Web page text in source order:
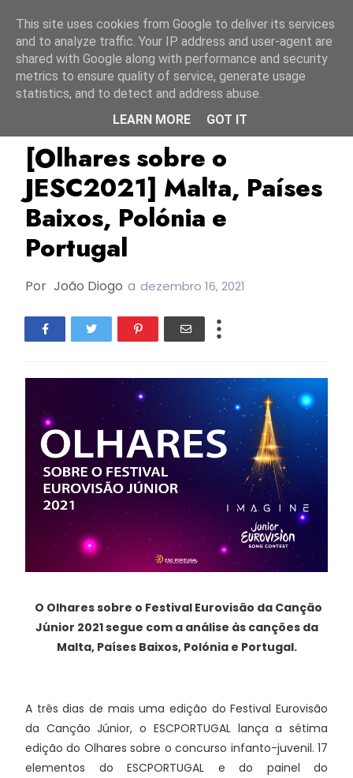
JESC2021 Malta
[Olhares sobre o
JESC2021] Malta, Países
Baixos, Polónia e
Portugal
Por João Diogo a dezembro 16, 2021
O Olhares sobre o Festival Eurovisão da Canção
Júnior 2021 segue com a análise às canções da
Malta, Países Baixos, Polónia e Portugal.
A três dias de mais uma edição do Festival Eurovisão
da Canção Júnior, o ESCPORTUGAL lança a sétima
edição do Olhares sobre o concurso infanto-juvenil. 17
elementos do ESCPORTUGAL e do painel do
This site uses cookies from Google to deliver its services
and to analyze traffic. Your IP address and user-agent are
shared with Google along with performance and security
metrics to ensure quality of service, generate usage
statistics, and to detect and address abuse.
LEARN MORE
GOT IT